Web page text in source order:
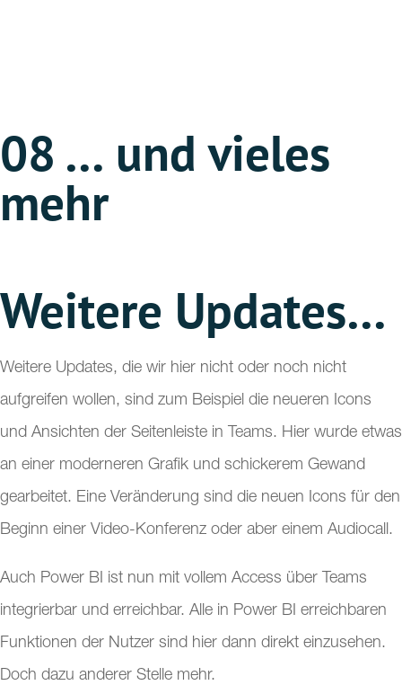
08 … und vieles
mehr
Weitere Updates…
Weitere Updates, die wir hier nicht oder noch nicht
aufgreifen wollen, sind zum Beispiel die neueren Icons
und Ansichten der Seitenleiste in Teams. Hier wurde etwas
an einer moderneren Grafik und schickerem Gewand
gearbeitet. Eine Veränderung sind die neuen Icons für den
Beginn einer Video-Konferenz oder aber einem Audiocall.
Auch Power BI ist nun mit vollem Access über Teams
integrierbar und erreichbar. Alle in Power BI erreichbaren
Funktionen der Nutzer sind hier dann direkt einzusehen.
Doch dazu anderer Stelle mehr.